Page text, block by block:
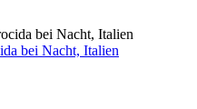
bei Nacht, Italien